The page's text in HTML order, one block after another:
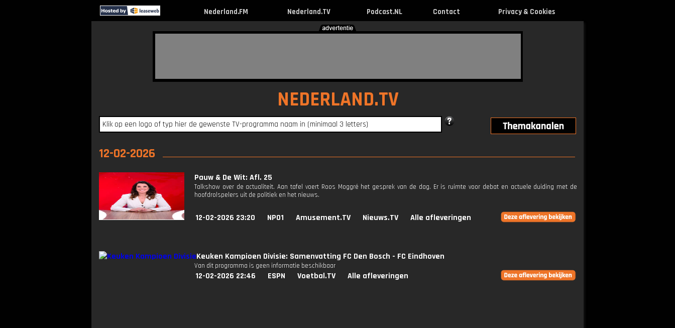
Nederland.FM Nederland.TV Podcast.NL Contact Privacy & Cookies
NEDERLAND.TV
12-02-2026
Pauw & De Wit: Afl. 25
Talkshow over de actualiteit. Aan tafel voert Roos Moggré het gesprek van de dag. Er is ruimte voor debat en actuele duiding met de
hoofdrolspelers uit de politiek en het nieuws.
12-02-2026 23:20 NPO1 Amusement.TV Nieuws.TV Alle afleveringen
Keuken Kampioen Divisie: Samenvatting FC Den Bosch - FC Eindhoven
Van dit programma is geen informatie beschikbaar
12-02-2026 22:46 ESPN Voetbal.TV Alle afleveringen